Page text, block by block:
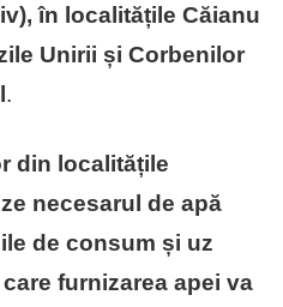
în localitățile Căianu
Unirii și Corbenilor
.
din localitățile
necesarul de apă
de consum și uz
furnizarea apei va